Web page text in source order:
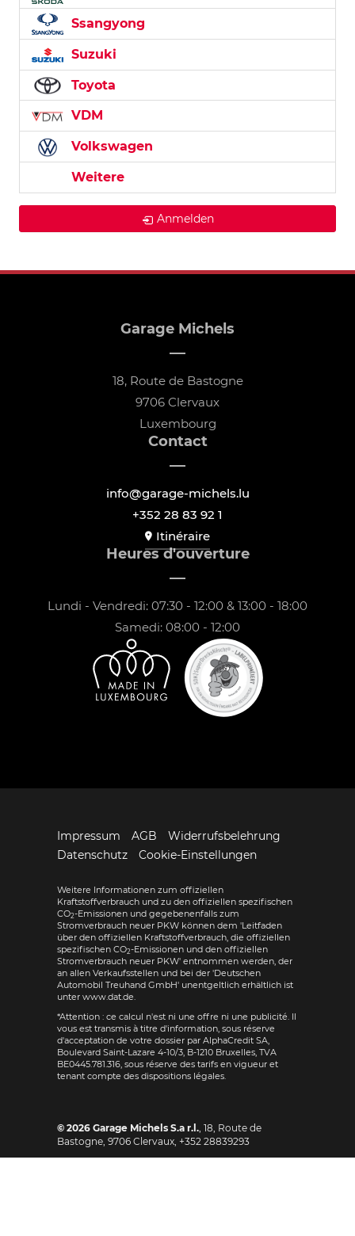
Ssangyong
Suzuki
Toyota
VDM
Volkswagen
Weitere
Anmelden
Garage Michels
18, Route de Bastogne
9706 Clervaux
Luxembourg
Contact
info@garage-michels.lu
+352 28 83 92 1
Itinéraire
Heures d'ouverture
Lundi - Vendredi: 07:30 - 12:00 & 13:00 - 18:00
Samedi: 08:00 - 12:00
Impressum AGB
Widerrufsbelehrung
Datenschutz
Cookie-Einstellungen
Weitere Informationen zum offiziellen
Kraftstoffverbrauch und zu den offiziellen spezifischen
CO2-Emissionen und gegebenenfalls zum
Stromverbrauch neuer PKW können dem 'Leitfaden
über den offiziellen Kraftstoffverbrauch, die offiziellen
spezifischen CO2-Emissionen und den offiziellen
Stromverbrauch neuer PKW' entnommen werden, der
an allen Verkaufsstellen und bei der 'Deutschen
Automobil Treuhand GmbH' unentgeltlich erhältlich ist
unter www.dat.de.
*Attention : ce calcul n'est ni une offre ni une publicité. Il
vous est transmis à titre d'information, sous réserve
d'acceptation de votre dossier par AlphaCredit SA,
Boulevard Saint-Lazare 4-10/3, B-1210 Bruxelles, TVA
BE0445.781.316, sous réserve des tarifs en vigueur et
tenant compte des dispositions légales.
© 2026 Garage Michels S.a r.l. 18, Route de
Bastogne 9706 Clervaux, +352 28839293